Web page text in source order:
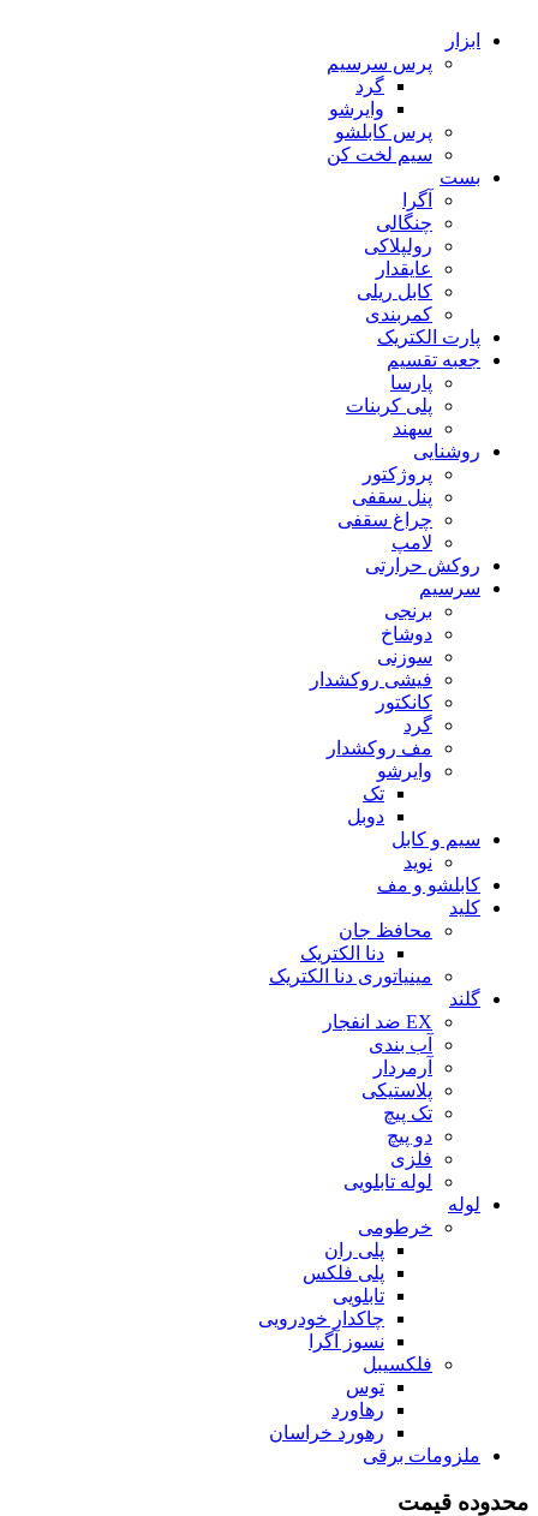
ابزار
پرس سرسیم
گرد
وایرشو
پرس کابلشو
سیم لخت کن
بست
آگرا
چنگالی
رولپلاکی
عایقدار
کابل ریلی
کمربندی
پارت الکتریک
جعبه تقسیم
پارسا
پلی کربنات
سهند
روشنایی
پروژکتور
پنل سقفی
چراغ سقفی
لامپ
روکش حرارتی
سرسیم
برنجی
دوشاخ
سوزنی
فیشی روکشدار
کانکتور
گرد
مف روکشدار
وایرشو
تک
دوبل
سیم و کابل
نوید
کابلشو و مف
کلید
محافظ جان
دنا الکتریک
مینیاتوری دنا الکتریک
گلند
EX ضد انفجار
آب بندی
آرمردار
پلاستیکی
تک پیچ
دو پیچ
فلزی
لوله تابلویی
لوله
خرطومی
پلی ران
پلی فلکس
تابلویی
چاکدار خودرویی
نسوز آگرا
فلکسیبل
توس
رهاورد
رهورد خراسان
ملزومات برقی
محدوده قیمت